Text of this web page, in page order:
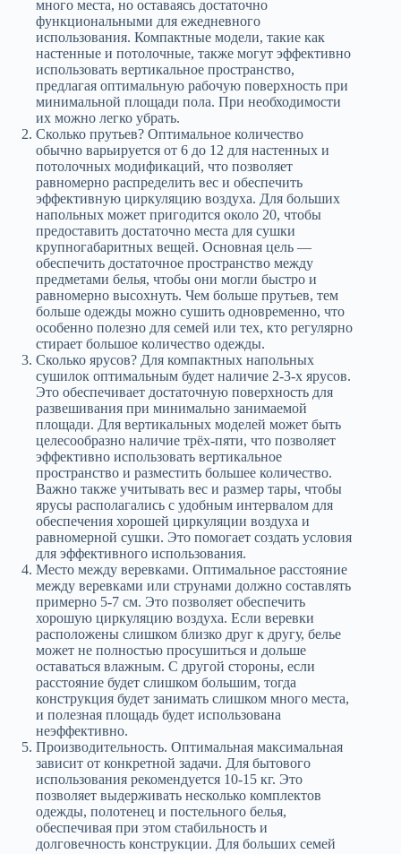
много места, но оставаясь достаточно
функциональными для ежедневного
использования. Компактные модели, такие как
настенные и потолочные, также могут эффективно
использовать вертикальное пространство,
предлагая оптимальную рабочую поверхность при
минимальной площади пола. При необходимости
их можно легко убрать.
Сколько прутьев? Оптимальное количество
обычно варьируется от 6 до 12 для настенных и
потолочных модификаций, что позволяет
равномерно распределить вес и обеспечить
эффективную циркуляцию воздуха. Для больших
напольных может пригодится около 20, чтобы
предоставить достаточно места для сушки
крупногабаритных вещей. Основная цель —
обеспечить достаточное пространство между
предметами белья, чтобы они могли быстро и
равномерно высохнуть. Чем больше прутьев, тем
больше одежды можно сушить одновременно, что
особенно полезно для семей или тех, кто регулярно
стирает большое количество одежды.
Сколько ярусов? Для компактных напольных
сушилок оптимальным будет наличие 2-3-х ярусов.
Это обеспечивает достаточную поверхность для
развешивания при минимально занимаемой
площади. Для вертикальных моделей может быть
целесообразно наличие трёх-пяти, что позволяет
эффективно использовать вертикальное
пространство и разместить большее количество.
Важно также учитывать вес и размер тары, чтобы
ярусы располагались с удобным интервалом для
обеспечения хорошей циркуляции воздуха и
равномерной сушки. Это помогает создать условия
для эффективного использования.
Место между веревками. Оптимальное расстояние
между веревками или струнами должно составлять
примерно 5-7 см. Это позволяет обеспечить
хорошую циркуляцию воздуха. Если веревки
расположены слишком близко друг к другу, белье
может не полностью просушиться и дольше
оставаться влажным. С другой стороны, если
расстояние будет слишком большим, тогда
конструкция будет занимать слишком много места,
и полезная площадь будет использована
неэффективно.
Производительность. Оптимальная максимальная
зависит от конкретной задачи. Для бытового
использования рекомендуется 10-15 кг. Это
позволяет выдерживать несколько комплектов
одежды, полотенец и постельного белья,
обеспечивая при этом стабильность и
долговечность конструкции. Для больших семей